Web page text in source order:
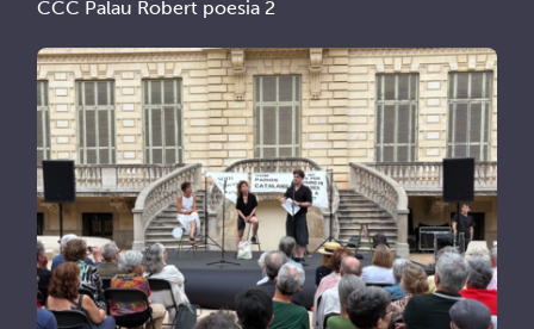
CCC Palau Robert poesia 2